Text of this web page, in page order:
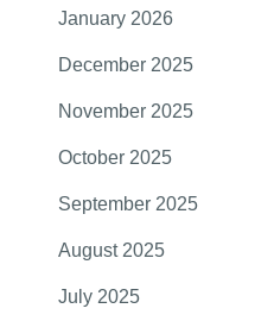
January 2026
December 2025
November 2025
October 2025
September 2025
August 2025
July 2025